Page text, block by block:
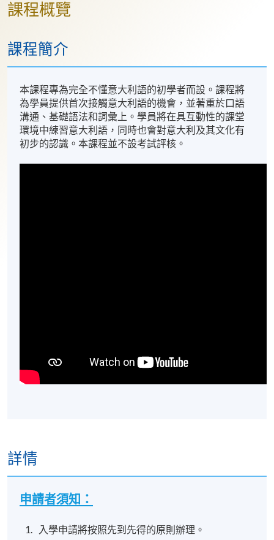
課程概覽
課程簡介
本課程專為完全不懂意大利語的初學者而設。課程將
為學員提供首次接觸意大利語的機會，並著重於口語
溝通、基礎語法和詞彙上。學員將在具互動性的課堂
環境中練習意大利語，同時也會對意大利及其文化有
初步的認識。本課程並不設考試評核。
詳情
申請者須知：
入學申請將按照先到先得的原則辦理。